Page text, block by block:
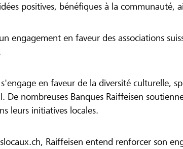
positives, bénéfiques à la communauté,
engagement en faveur des associations
en faveur de la diversité culturelle,
De nombreuses Banques Raiffeisen
leurs initiatives locales.
Raiffeisen entend renforcer son